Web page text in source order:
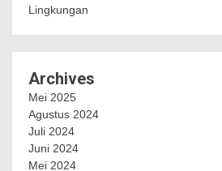
Lingkungan
Archives
Mei 2025
Agustus 2024
Juli 2024
Juni 2024
Mei 2024